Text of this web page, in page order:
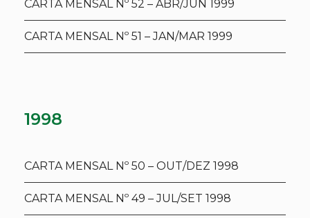
CARTA MENSAL Nº 52 – ABR/JUN 1999
CARTA MENSAL Nº 51 – JAN/MAR 1999
1998
CARTA MENSAL Nº 50 – OUT/DEZ 1998
CARTA MENSAL Nº 49 – JUL/SET 1998